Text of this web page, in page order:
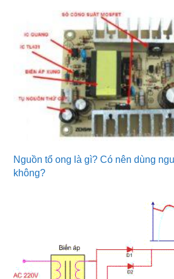
Nguồn tổ ong là gì? Có nên dùng
không?